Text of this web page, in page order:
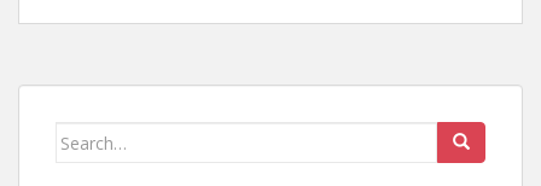
Search